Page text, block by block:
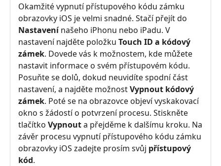
Okamžité vypnutí přístupového kódu zámku
obrazovky iOS je velmi snadné. Stačí přejít do
Nastavenínašeho iPhonu nebo iPadu. V
nastavení najděte položku Touch ID a kódový
zámek. Dovede vás k možnostem, kde můžete
nastavit informace o svém přístupovém kódu.
Posuňte se dolů, dokud neuvidíte spodní část
nastavení, a najděte možnostVypnout kódový
zámek. Poté se na obrazovce objeví vyskakovací
okno s žádostí o potvrzení procesu. Stiskněte
tlačítko Vypnouta přejděme k dalšímu kroku. Na
závěr procesu vypnutí přístupového kódu zámku
obrazovky iOS zadejte prosím svůj přístupový
kód.